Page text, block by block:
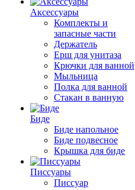
Аксессуары
Комплекты и
запасные части
Держатель
Ерш для унитаза
Крючки для ванной
Мыльница
Полка для ванной
Стакан в ванную
Биде
Биде напольное
Биде подвесное
Крышка для биде
Писсуары
Писсуар